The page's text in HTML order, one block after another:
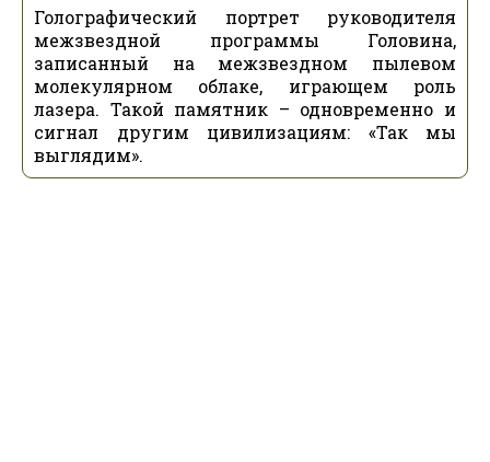
Голографический портрет руководителя
межзвездной программы Головина,
записанный на межзвездном пылевом
молекулярном облаке, играющем роль
лазера. Такой памятник – одновременно и
сигнал другим цивилизациям: «Так мы
выглядим».